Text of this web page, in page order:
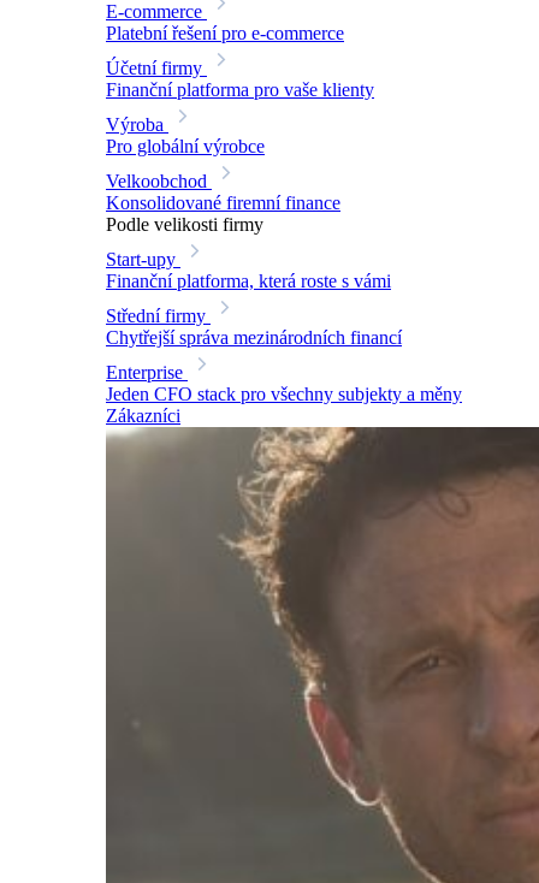
E-commerce
Platební řešení pro e-commerce
Účetní firmy
Finanční platforma pro vaše klienty
Výroba
Pro globální výrobce
Velkoobchod
Konsolidované firemní finance
Podle velikosti firmy
Start-upy
Finanční platforma, která roste s vámi
Střední firmy
Chytřejší správa mezinárodních financí
Enterprise
Jeden CFO stack pro všechny subjekty a měny
Zákazníci